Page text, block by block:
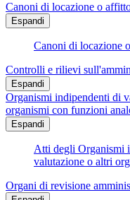
Canoni di locazione o
Espandi
Canoni di locazione
Controlli e rilievi
Espandi
Organismi indipendenti di
organismi con funzioni
Espandi
Atti degli Organismi
valutazione o altri
Organi di revisione